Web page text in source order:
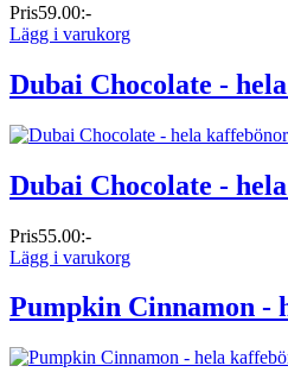
Pris59.00:-
Lägg i varukorg
Dubai Chocolate -
Dubai Chocolate -
Pris55.00:-
Lägg i varukorg
Pumpkin Cinnamon -